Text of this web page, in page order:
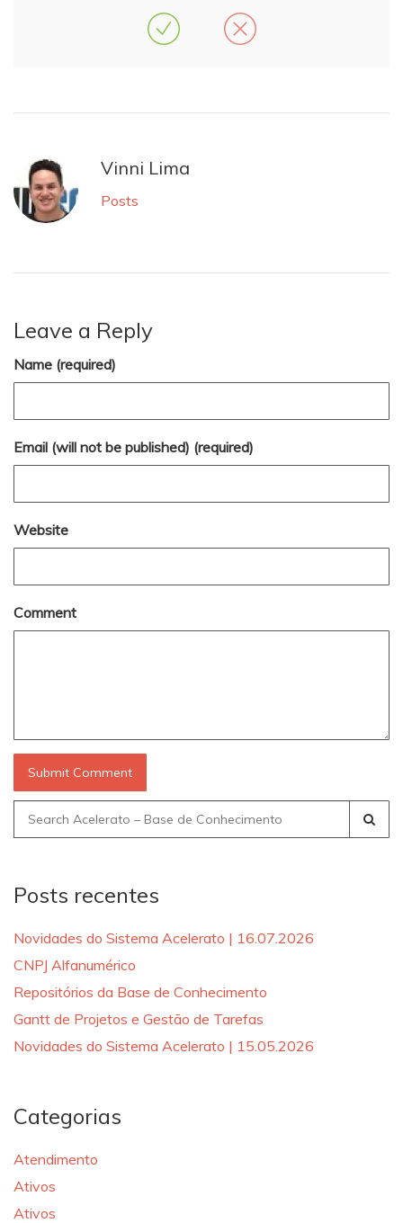
Vinni Lima
Posts
Leave a Reply
Name (required)
Email (will not be published) (required)
Website
Comment
Search
for:
Posts recentes
Novidades do Sistema Acelerato | 16.07.2026
CNPJ Alfanumérico
Repositórios da Base de Conhecimento
Gantt de Projetos e Gestão de Tarefas
Novidades do Sistema Acelerato | 15.05.2026
Categorias
Atendimento
Ativos
Ativos